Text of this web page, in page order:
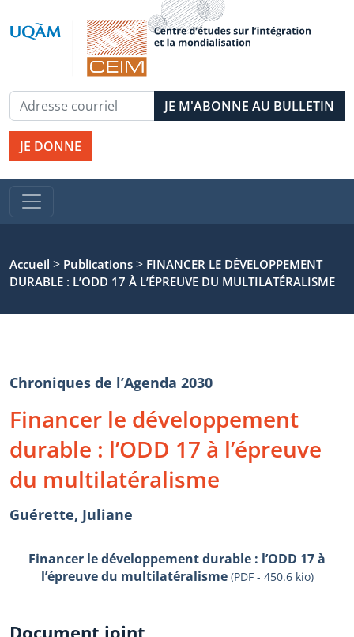
JE DONNE
Accueil > Publications > FINANCER LE DÉVELOPPEMENT
DURABLE : L’ODD 17 À L’ÉPREUVE DU MULTILATÉRALISME
Chroniques de l’Agenda 2030
Financer le développement
durable : l’ODD 17 à l’épreuve
du multilatéralisme
Guérette, Juliane
Financer le développement durable : l’ODD 17 à
l’épreuve du multilatéralisme (PDF - 450.6 kio)
Document joint